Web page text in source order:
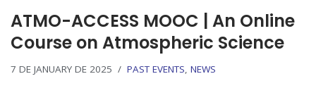
ATMO-ACCESS MOOC | An Online
Course on Atmospheric Science
7 DE JANUARY DE 2025 PAST EVENTS, NEWS